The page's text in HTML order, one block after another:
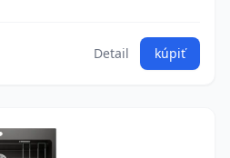
Detail kúpiť